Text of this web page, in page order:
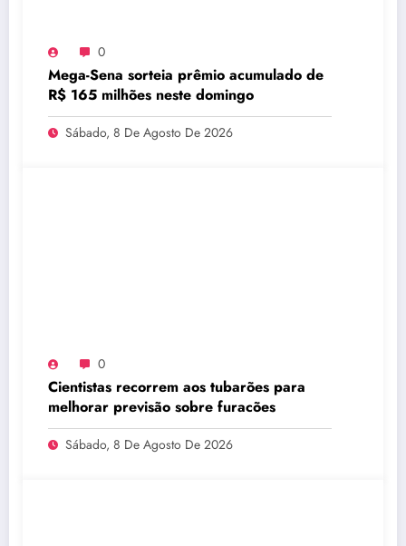
0
Mega-Sena sorteia prêmio acumulado de
R$ 165 milhões neste domingo
Sábado, 8 De Agosto De 2026
0
Cientistas recorrem aos tubarões para
melhorar previsão sobre furacões
Sábado, 8 De Agosto De 2026